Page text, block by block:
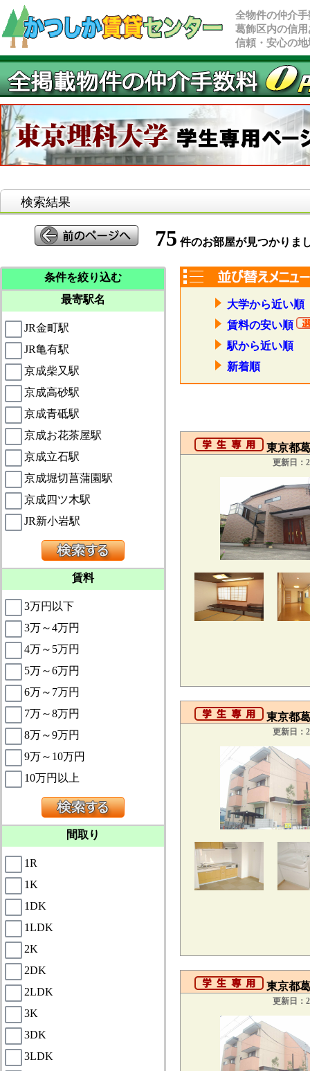
全物件の仲介
葛飾区内の信
信頼・安心の
検索結果
75 件のお部屋が見つかりま
条件を絞り込む
最寄駅名
JR金町駅
JR亀有駅
京成柴又駅
京成高砂駅
京成青砥駅
京成お花茶屋駅
京成立石駅
京成堀切菖蒲園駅
京成四ツ木駅
JR新小岩駅
賃料
3万円以下
3万～4万円
4万～5万円
5万～6万円
6万～7万円
7万～8万円
8万～9万円
9万～10万円
10万円以上
間取り
1R
1K
1DK
1LDK
2K
2DK
2LDK
3K
3DK
3LDK
大学から近い順
賃料の安い順
駅から近い順
新着順
東京都
更新日：
東京都
更新日：
東京都
更新日：